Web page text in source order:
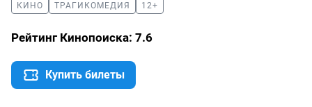
КИНО ТРАГИКОМЕДИЯ 12+
Рейтинг Кинопоиска: 7.6
Купить билеты